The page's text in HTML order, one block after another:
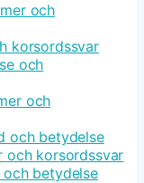
och
korsordssvar
och
och
och betydelse
och korsordssvar
och betydelse